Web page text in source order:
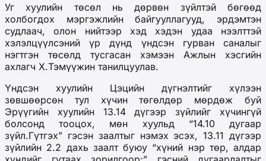
Уг хуулийн төсөл нь дөрвөн зүйлтэй бөгөөд
холбогдох мэргэжлийн байгууллагууд, эрдэмтэн
судлаач, олон нийтээр хэд хэдэн удаа нээлттэй
хэлэлцүүлсэний үр дүнд үндсэн гурван саналыг
нэгтгэн төсөлд тусгасан хэмээн Ажлын хэсгийн
ахлагч Х.Тэмүүжин танилцуулав.
Үндсэн хуулийн Цэцийн дүгнэлтийг хүлээн
зөвшөөрсөн тул хүчин төгөлдөр мөрдөж буй
Эрүүгийн хуулийн 13.14 дүгээр зүйлийг хүчингүй
болсонд тооцох, мөн хуульд “14.10 дугаар
зүйл.Гүтгэх” гэсэн заалтыг нэмэх эсэх, 13.11 дүгээр
зүйлийн 2.2 дахь заалт буюу “хүний нэр төр, алдар